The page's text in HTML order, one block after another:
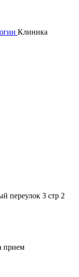
Клиника
переулок 3 стр 2